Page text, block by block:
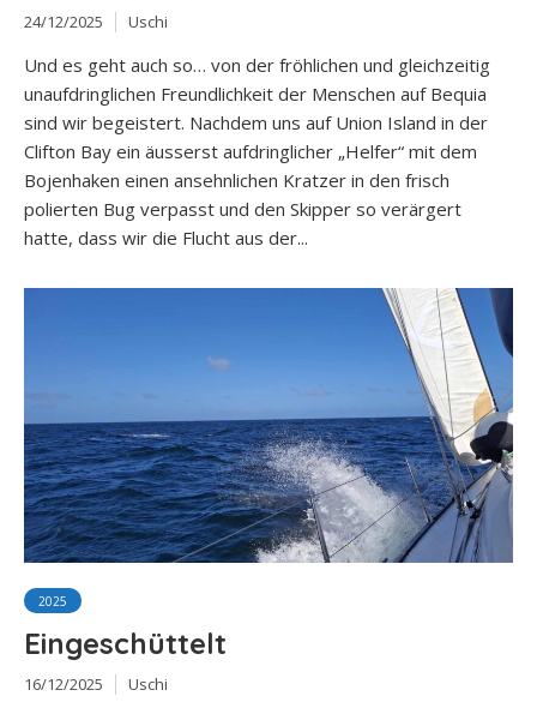
24/12/2025 Uschi
Und es geht auch so… von der fröhlichen und gleichzeitig
unaufdringlichen Freundlichkeit der Menschen auf Bequia
sind wir begeistert. Nachdem uns auf Union Island in der
Clifton Bay ein äusserst aufdringlicher „Helfer“ mit dem
Bojenhaken einen ansehnlichen Kratzer in den frisch
polierten Bug verpasst und den Skipper so verärgert
hatte, dass wir die Flucht aus der...
2025
Eingeschüttelt
16/12/2025 Uschi